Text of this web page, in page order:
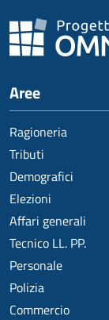
Aree
Ragioneria
Tributi
Demografici
Elezioni
Affari generali
Tecnico LL. PP.
Personale
Polizia
Commercio